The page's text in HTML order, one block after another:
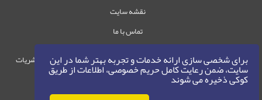
برای شخصی سازی ارائه خدمات و تجربه بهتر شما در این
سایت، ضمن رعایت کامل حریم خصوصی، اطلاعات از طریق
کوکی ذخیره می شوند
نقشه سایت
تماس با ما
حقوق این وب‌سایت متعلق به سامانه مدیریت نشریات
رایمگ است.